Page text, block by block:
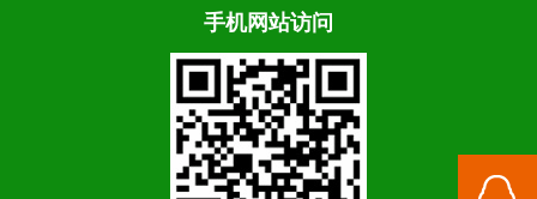
手机网站访问